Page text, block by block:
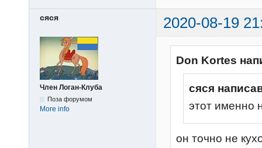
сяся 2020-08-19
Член Логан-Клуба
Поза форумом
More info
Don Kortes
сяся
этот именно
он точно не